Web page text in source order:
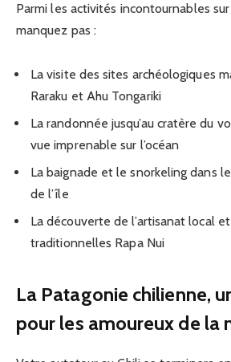
Parmi les activités incontournables
manquez pas :
La visite des sites archéologiques
Raraku et Ahu Tongariki
La randonnée jusqu’au cratère du
vue imprenable sur l’océan
La baignade et le snorkeling dans
de l’île
La découverte de l’artisanat local
traditionnelles Rapa Nui
La Patagonie chilienne,
pour les amoureux de la